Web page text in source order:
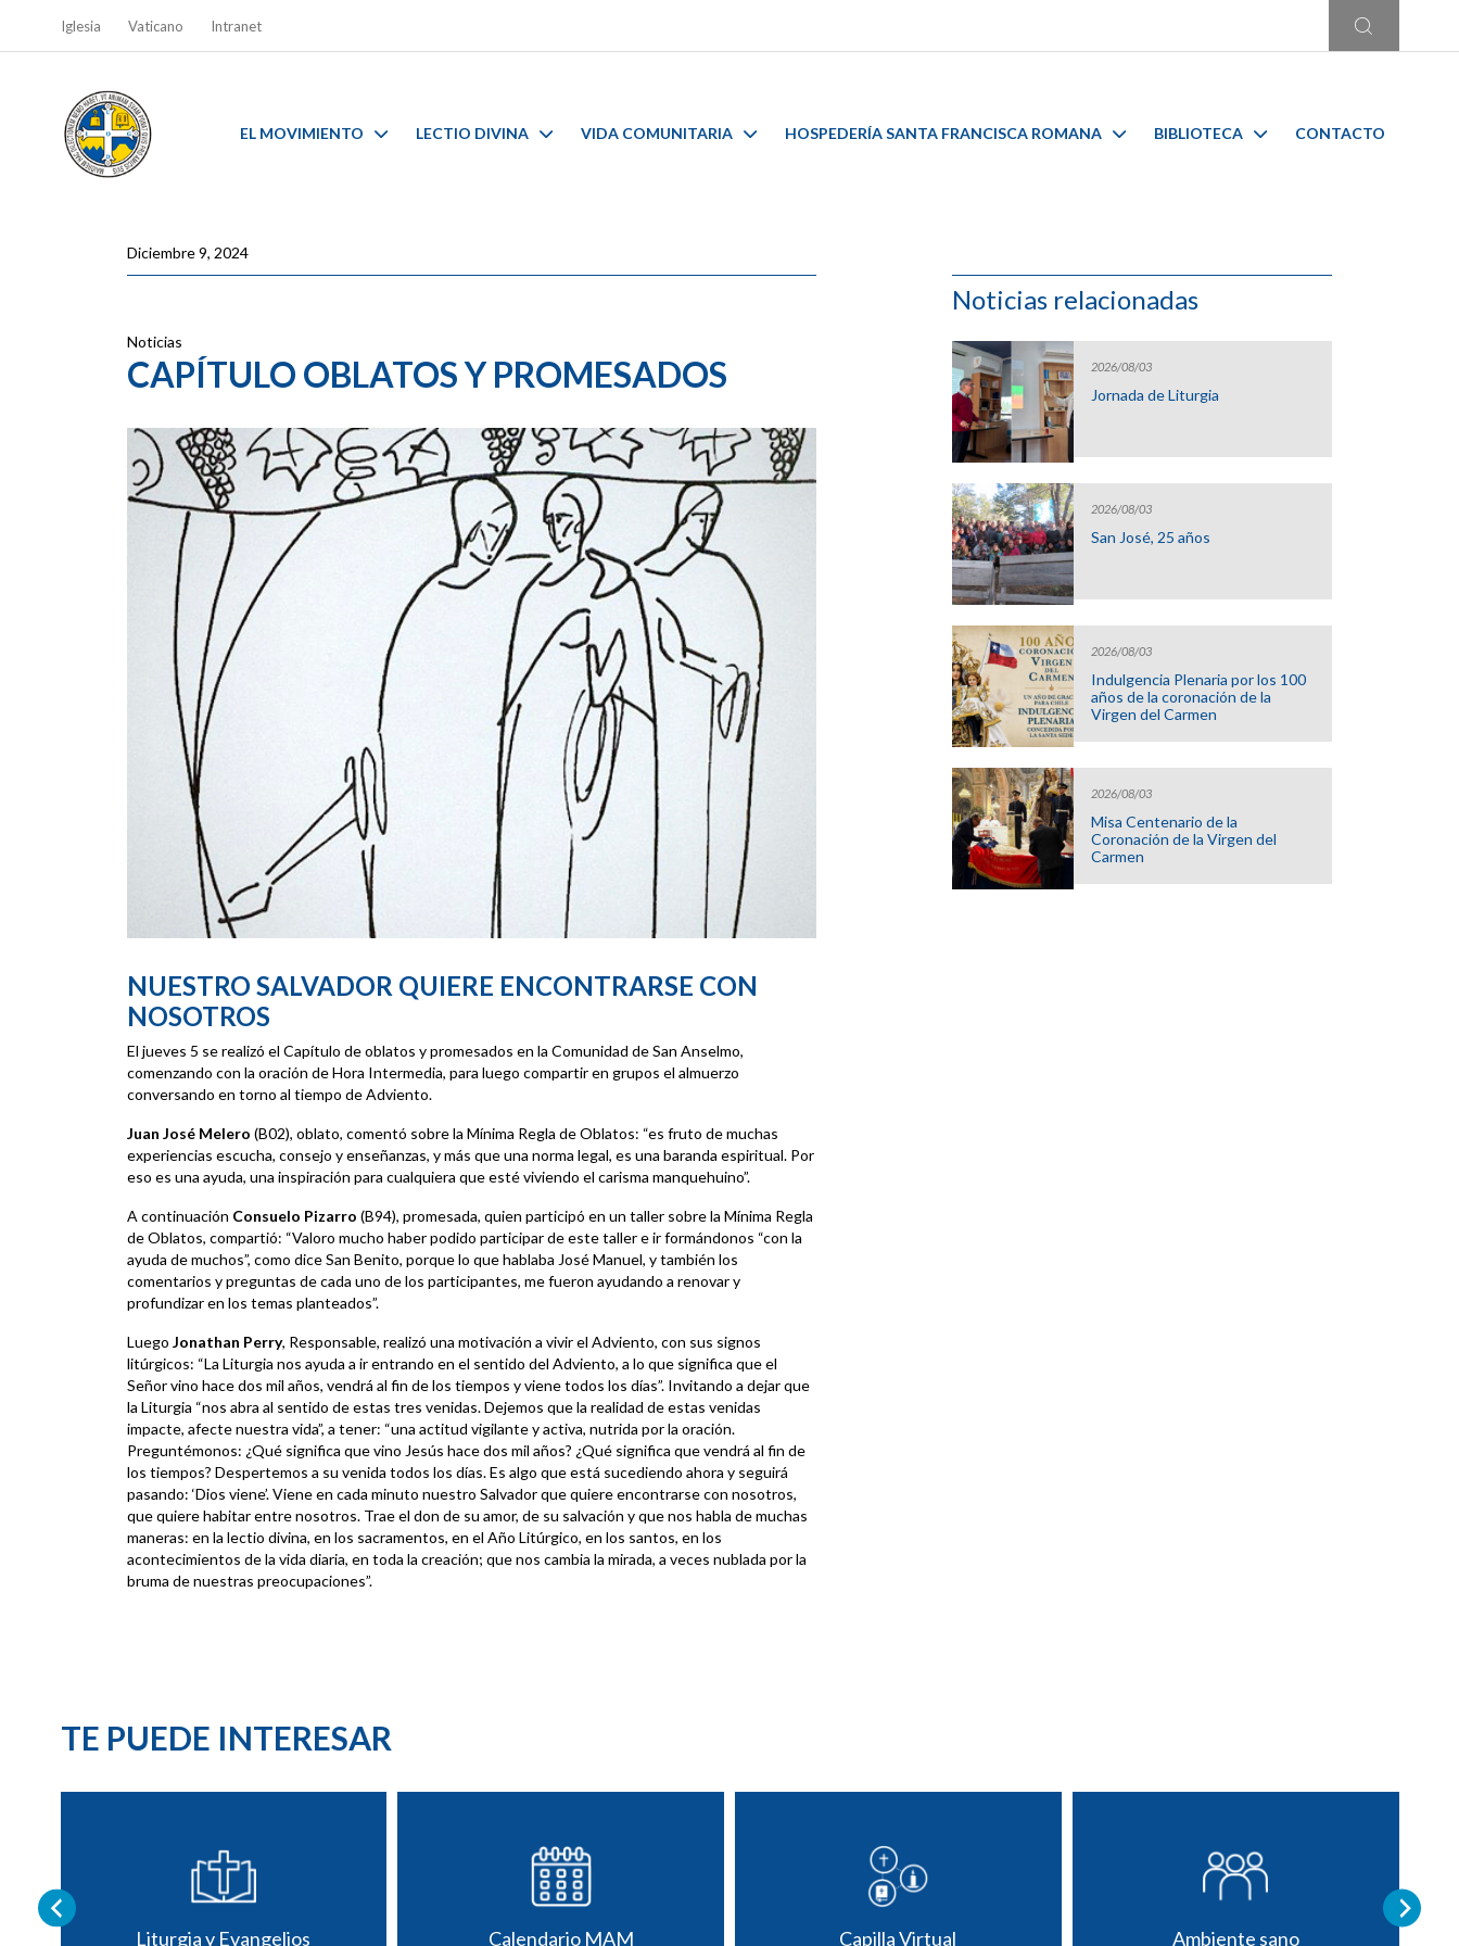
Iglesia Vaticano Intranet
EL MOVIMIENTO LECTIO DIVINA VIDA COMUNITARIA HOSPEDERÍA SANTA FRANCISCA ROMANA BIBLIOTECA CONTACTO
Diciembre 9, 2024
Noticias
CAPÍTULO OBLATOS Y PROMESADOS
NUESTRO SALVADOR QUIERE ENCONTRARSE CON
NOSOTROS
El jueves 5 se realizó el Capítulo de oblatos y promesados en la Comunidad de San Anselmo,
comenzando con la oración de Hora Intermedia, para luego compartir en grupos el almuerzo
conversando en torno al tiempo de Adviento.
Juan José Melero (B02), oblato, comentó sobre la Mínima Regla de Oblatos: “es fruto de muchas
experiencias escucha, consejo y enseñanzas, y más que una norma legal, es una baranda espiritual. Por
eso es una ayuda, una inspiración para cualquiera que esté viviendo el carisma manquehuino”.
A continuación Consuelo Pizarro (B94), promesada, quien participó en un taller sobre la Mínima Regla
de Oblatos, compartió: “Valoro mucho haber podido participar de este taller e ir formándonos “con la
ayuda de muchos”, como dice San Benito, porque lo que hablaba José Manuel, y también los
comentarios y preguntas de cada uno de los participantes, me fueron ayudando a renovar y
profundizar en los temas planteados”.
Luego Jonathan Perry, Responsable, realizó una motivación a vivir el Adviento, con sus signos
litúrgicos: “La Liturgia nos ayuda a ir entrando en el sentido del Adviento, a lo que significa que el
Señor vino hace dos mil años, vendrá al fin de los tiempos y viene todos los días”. Invitando a dejar que
la Liturgia “nos abra al sentido de estas tres venidas. Dejemos que la realidad de estas venidas
impacte, afecte nuestra vida”, a tener: “una actitud vigilante y activa, nutrida por la oración.
Preguntémonos: ¿Qué significa que vino Jesús hace dos mil años? ¿Qué significa que vendrá al fin de
los tiempos? Despertemos a su venida todos los días. Es algo que está sucediendo ahora y seguirá
pasando: ‘Dios viene’. Viene en cada minuto nuestro Salvador que quiere encontrarse con nosotros,
que quiere habitar entre nosotros. Trae el don de su amor, de su salvación y que nos habla de muchas
maneras: en la lectio divina, en los sacramentos, en el Año Litúrgico, en los santos, en los
acontecimientos de la vida diaria, en toda la creación; que nos cambia la mirada, a veces nublada por la
bruma de nuestras preocupaciones”.
Noticias relacionadas
2026/08/03
Jornada de Liturgia
2026/08/03
San José, 25 años
2026/08/03
Indulgencia Plenaria por los 100
años de la coronación de la
Virgen del Carmen
2026/08/03
Misa Centenario de la
Coronación de la Virgen del
Carmen
TE PUEDE INTERESAR
Liturgia y Evangelios Calendario MAM Capilla Virtual Ambiente sano